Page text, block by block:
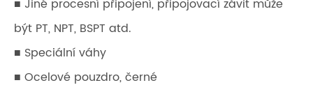
■ Jiné procesní připojení, připojovací závit může
být PT, NPT, BSPT atd.
■ Speciální váhy
■ Ocelové pouzdro, černé